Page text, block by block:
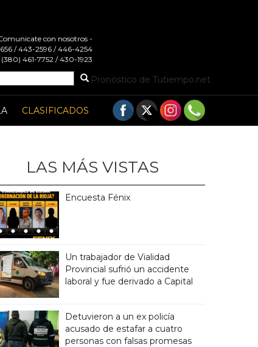
con nosotros -
/ 443-2596 / 446-4254
461-7752 / 430-1923
Pronóstico de Tutiempo.net
CLASIFICADOS
LAS MÁS VISTAS
Encuesta Fénix
Un trabajador de Vialidad
Provincial sufrió un accidente
laboral y fue derivado a Capital
Detuvieron a un ex policía
acusado de estafar a cuatro
personas con falsas promesas